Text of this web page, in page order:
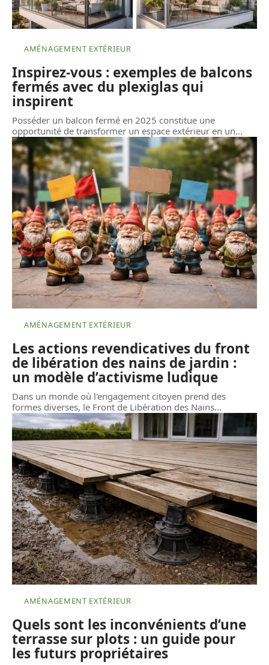
AMÉNAGEMENT EXTÉRIEUR
Inspirez-vous : exemples de balcons
fermés avec du plexiglas qui
inspirent
Posséder un balcon fermé en 2025 constitue une
opportunité de transformer un espace extérieur en un…
AMÉNAGEMENT EXTÉRIEUR
Les actions revendicatives du front
de libération des nains de jardin :
un modèle d’activisme ludique
Dans un monde où l'engagement citoyen prend des
formes diverses, le Front de Libération des Nains…
AMÉNAGEMENT EXTÉRIEUR
Quels sont les inconvénients d’une
terrasse sur plots : un guide pour
les futurs propriétaires